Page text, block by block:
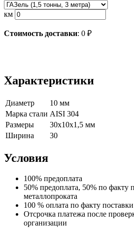
км
Стоимость доставки: 0 ₽
Характеристики
Диаметр
10 мм
Марка стали AISI 304
Размеры
30х10х1,5 мм
Ширина
30
Условия
100% предоплата
50% предоплата, 50% по факту
металлопроката
100 % оплата по факту поставки
Отсрочка платежа после
организации